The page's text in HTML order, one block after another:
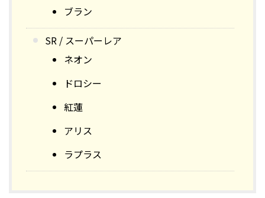
ブラン
SR / スーパーレア
ネオン
ドロシー
紅蓮
アリス
ラプラス